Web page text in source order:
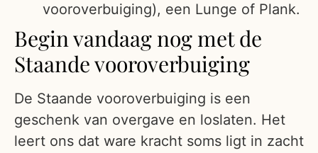
vooroverbuiging), een Lunge of Plank.
Begin vandaag nog met de
Staande vooroverbuiging
De Staande vooroverbuiging is een
geschenk van overgave en loslaten. Het
leert ons dat ware kracht soms ligt in zacht